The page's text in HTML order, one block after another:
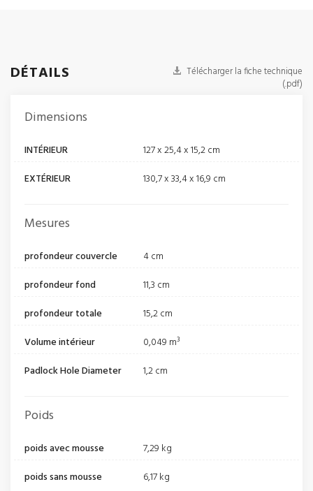
DÉTAILS
Télécharger la fiche technique
(.pdf)
Dimensions
INTÉRIEUR
127 x 25,4 x 15,2 cm
EXTÉRIEUR
130,7 x 33,4 x 16,9 cm
Mesures
profondeur couvercle
4 cm
profondeur fond
11,3 cm
profondeur totale
15,2 cm
Volume intérieur
0,049 m³
Padlock Hole Diameter
1,2 cm
Poids
poids avec mousse
7,29 kg
poids sans mousse
6,17 kg